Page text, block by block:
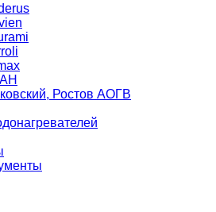
Ростов АОГВ